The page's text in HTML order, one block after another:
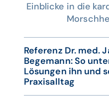
Einblicke in die
Referenz Dr. med.
Begemann: So
Lösungen ihn und
Praxisalltag